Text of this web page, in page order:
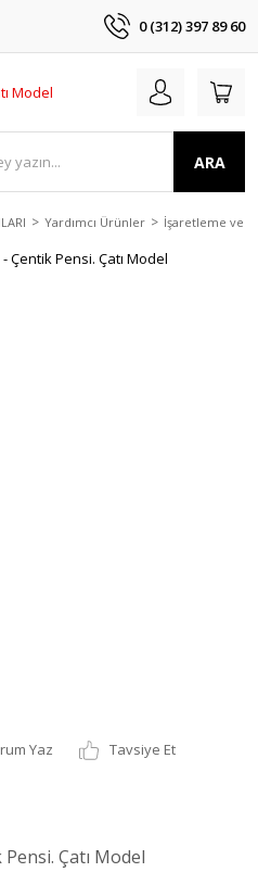
0 (312) 397 89 60
ARA
Yardımcı Ürünler İşaretleme ve
Yaz
Tavsiye Et
Çatı Model